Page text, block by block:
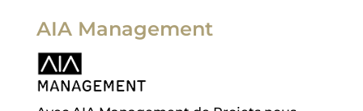
AIA Management